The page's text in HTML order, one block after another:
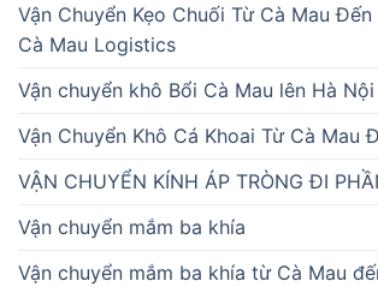
Vận Chuyển Kẹo Chuối Từ Cà Mau Đến
Cà Mau Logistics
Vận chuyển khô Bổi Cà Mau lên Hà Nội
Vận Chuyển Khô Cá Khoai Từ Cà Mau
VẬN CHUYỂN KÍNH ÁP TRÒNG ĐI
Vận chuyển mắm ba khía
Vận chuyển mắm ba khía từ Cà Mau